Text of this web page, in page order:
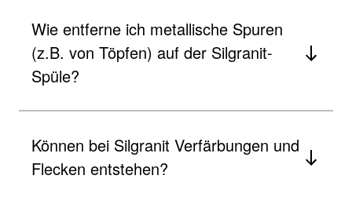
Wie entferne ich metallische Spuren
(z.B. von Töpfen) auf der Silgranit-
Spüle?
Können bei Silgranit Verfärbungen und
Flecken entstehen?